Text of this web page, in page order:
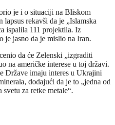
je i o situaciji na Bliskom
rekavši da je „Islamska
ispalila 111 projektila. Iz
je jasno da je mislio na Iran.
da će Zelenski „izgraditi
na američke interese u toj državi.
Države imaju interes u Ukrajini
dodajući da je to „jedna od
za retke metale“.